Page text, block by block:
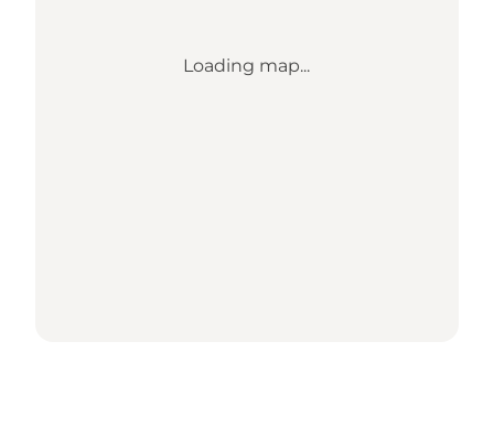
Loading map...